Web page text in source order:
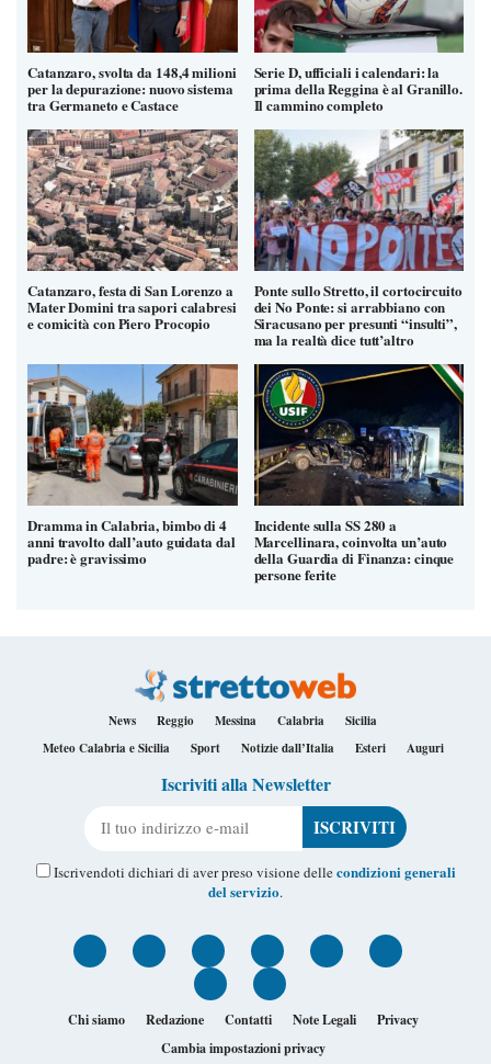
Catanzaro, svolta da 148,4 milioni
per la depurazione: nuovo sistema
tra Germaneto e Castace
Serie D, ufficiali i calendari: la
prima della Reggina è al Granillo.
Il cammino completo
Catanzaro, festa di San Lorenzo a
Mater Domini tra sapori calabresi
e comicità con Piero Procopio
Ponte sullo Stretto, il cortocircuito
dei No Ponte: si arrabbiano con
Siracusano per presunti “insulti”,
ma la realtà dice tutt’altro
Dramma in Calabria, bimbo di 4
anni travolto dall’auto guidata dal
padre: è gravissimo
Incidente sulla SS 280 a
Marcellinara, coinvolta un’auto
della Guardia di Finanza: cinque
persone ferite
News Reggio Messina Calabria
Sicilia
Meteo Calabria e Sicilia
Sport Notizie dall’Italia Esteri Auguri
Iscriviti alla Newsletter
Iscrivendoti dichiari di aver preso visione dellecondizioni generali
del servizio.
Chi siamo Redazione Contatti Note Legali
Privacy
Cambia impostazioni privacy